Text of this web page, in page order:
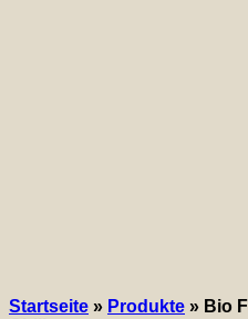
Startseite » Produkte » Bio